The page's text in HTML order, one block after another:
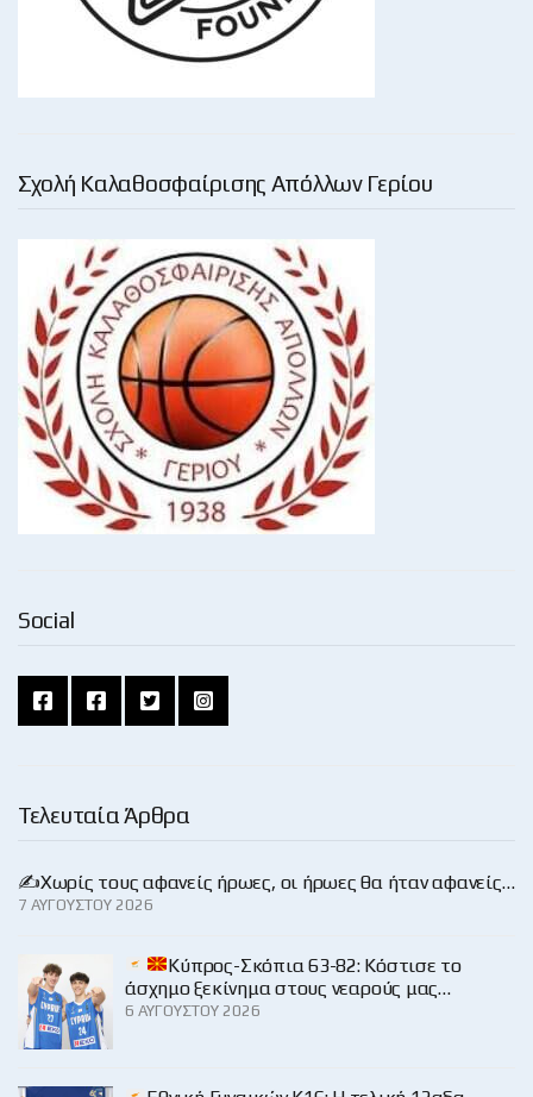
Σχολή Καλαθοσφαίρισης Απόλλων Γερίου
Social
Τελευταία Άρθρα
✍️Χωρίς τους αφανείς ήρωες, οι ήρωες θα ήταν αφανείς…
7 ΑΥΓΟΎΣΤΟΥ 2026
Κύπρος-Σκόπια 63-82: Κόστισε το
άσχημο ξεκίνημα στους νεαρούς μας…
6 ΑΥΓΟΎΣΤΟΥ 2026